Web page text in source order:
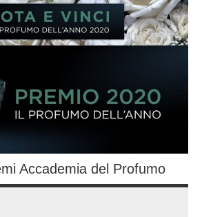
Accademia del Profumo